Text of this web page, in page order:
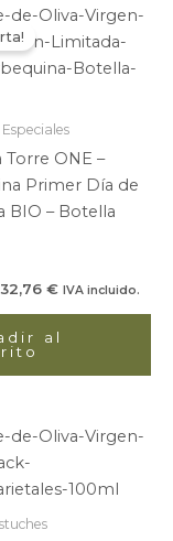
Torre ONE –
Primer Día de
BIO – Botella
El
precio
original
era:
32,76 €
El
actual
es:
IVA incluido.
al